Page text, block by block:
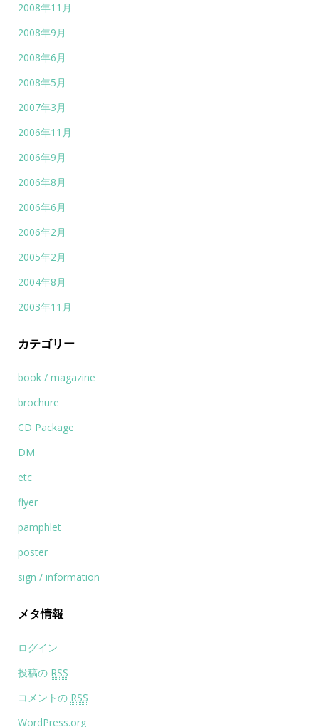
2008年11月
2008年9月
2008年6月
2008年5月
2007年3月
2006年11月
2006年9月
2006年8月
2006年6月
2006年2月
2005年2月
2004年8月
2003年11月
カテゴリー
book / magazine
brochure
CD Package
DM
etc
flyer
pamphlet
poster
sign / information
メタ情報
ログイン
投稿の RSS
コメントの RSS
WordPress.org